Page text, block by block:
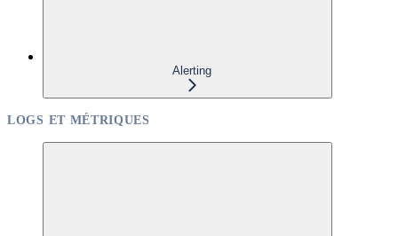
Alerting
LOGS ET MÉTRIQUES